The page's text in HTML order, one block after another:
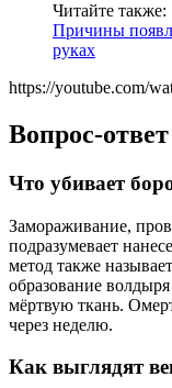
Читайте также:
Причины
руках
https://youtube.com/
Вопрос-ответ
Что убивает
Замораживание,
подразумевает
метод также
образование
мёртвую ткань.
через неделю.
Как выглядят